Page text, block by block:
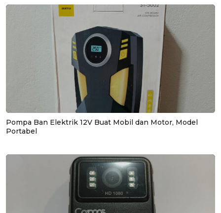
Pompa Ban Elektrik 12V Buat Mobil dan Motor, Model
Portabel